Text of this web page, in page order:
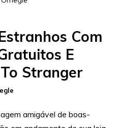
Com
E
Stranger
amigável de boas-